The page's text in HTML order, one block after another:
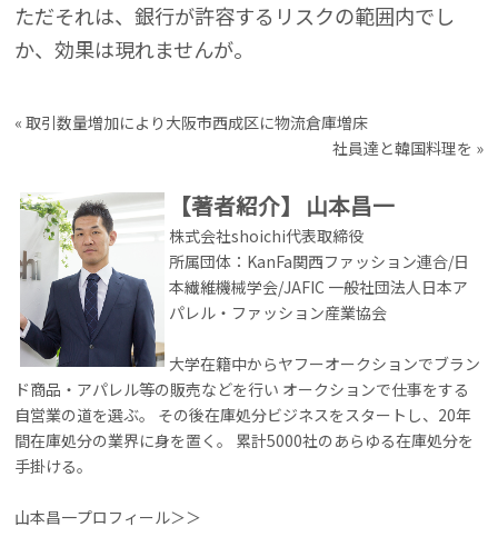
ただそれは、銀行が許容するリスクの範囲内でし
か、効果は現れませんが。
«取引数量増加により大阪市西成区に物流倉庫増床
社員達と韓国料理を »
【著者紹介】 山本昌一
株式会社shoichi代表取締役
所属団体：KanFa関西ファッション連合/日
本繊維機械学会/JAFIC 一般社団法人日本ア
パレル・ファッション産業協会
大学在籍中からヤフーオークションでブラン
ド商品・アパレル等の販売などを行い オークションで仕事をする
自営業の道を選ぶ。 その後在庫処分ビジネスをスタートし、20年
間在庫処分の業界に身を置く。 累計5000社のあらゆる在庫処分を
手掛ける。
山本昌一プロフィール＞＞